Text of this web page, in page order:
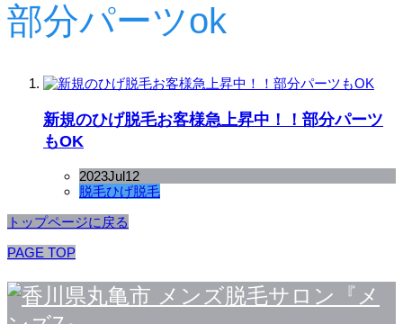
部分パーツok
新規のひげ脱毛お客様急上昇中！！部分パーツ
もOK
2023Jul12
脱毛ひげ脱毛
トップページに戻る
PAGE TOP